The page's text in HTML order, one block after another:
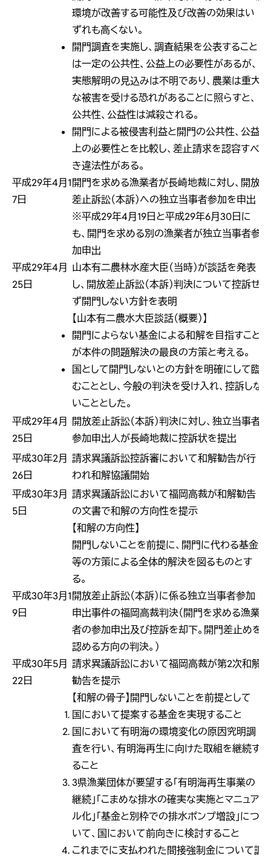
環境が改善する可能性及び改善の効果はい
ずれも高くない。
開門調査を実施し、調査結果を公表すること
は一定の公共性、公益上の必要性があるが、
実態解明の見込みは不明であり、農業は重大
な被害を受ける恐れがあることに照らすと、
公共性、公益性は減殺される。
開門による被侵害利益と開門の公共性、公益
上の必要性とを比較し、差止請求を認容すべ
き違法性がある。
平成29年4月1
7日
開門を求める漁業者が長崎地裁に対し、開放
差止訴訟（本訴）への独立当事者参加を申出
※平成29年4月19日と平成29年6月30日に
も、開門を求める別の漁業者が独立当事者参
加申出
平成29年4月
25日
山本有二農林水産大臣（当時）が談話を発表
し、開放差止訴訟（本訴）判決について控訴せ
ず開門しない方針を表明
【山本有二農水大臣談話（概要）】
開門によらない基金による和解を目指すこと
が本件の問題解決の最良の方策と考える。
国として開門しないとの方針を明確にして臨
むこととし、今般の判決を受け入れ、控訴しな
いこととした。
平成29年4月
25日
開放差止訴訟（本訴）判決に対し、独立当事者
参加申出人が長崎地裁に控訴状を提出
平成30年2月
26日
請求異議訴訟控訴審において和解勧告が行
われ和解協議開始
平成30年3月
5日
請求異議訴訟において福岡高裁が和解勧告
の文書で和解の方向性を提示
【和解の方向性】
開門しないことを前提に、開門に代わる基金
等の方策による全体的解決を図るものとす
る。
平成30年3月1
9日
開放差止訴訟（本訴）に係る独立当事者参加
申出事件の福岡高裁判決（開門を求める漁業
者の参加申出及び控訴を却下。開門差止めを
認める方向の判決。）
平成30年5月
22日
請求異議訴訟において福岡高裁が第2次和解
勧告を提示
【和解の骨子】開門しないことを前提として
国において提案する基金を実現すること
国において有明海の環境変化の原因究明調
査を行い、有明海再生に向けた取組を継続す
ること
3県漁業団体が要望する「有明海再生事業の
継続」「こまめな排水の確実な実施とマニュア
ル化」「基金と別枠での排水ポンプ増設」につ
いて、国において前向きに検討すること
これまでに支払われた間接強制金について調